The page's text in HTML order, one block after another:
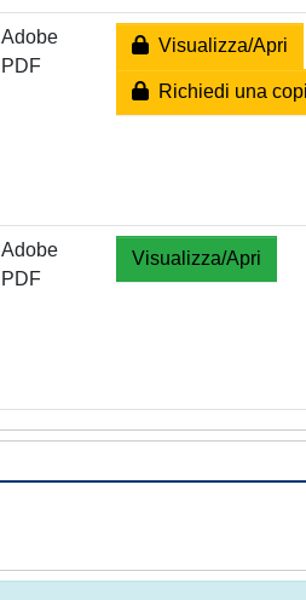
Adobe
PDF
Visualizza/Apri
Richiedi una
Adobe
PDF
Visualizza/Apri